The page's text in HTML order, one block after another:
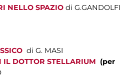
NELLO SPAZIO di G.GANDOLFI
di G. MASI
IL DOTTOR STELLARIUM (per